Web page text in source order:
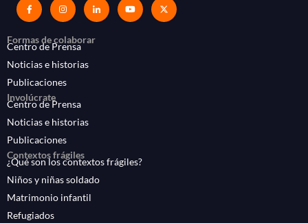
Formas de colaborar
Centro de Prensa
Noticias e historias
Publicaciones
Involúcrate
Centro de Prensa
Noticias e historias
Publicaciones
Contextos frágiles
¿Qué son los contextos frágiles?
Niños y niñas soldado
Matrimonio infantil
Refugiados